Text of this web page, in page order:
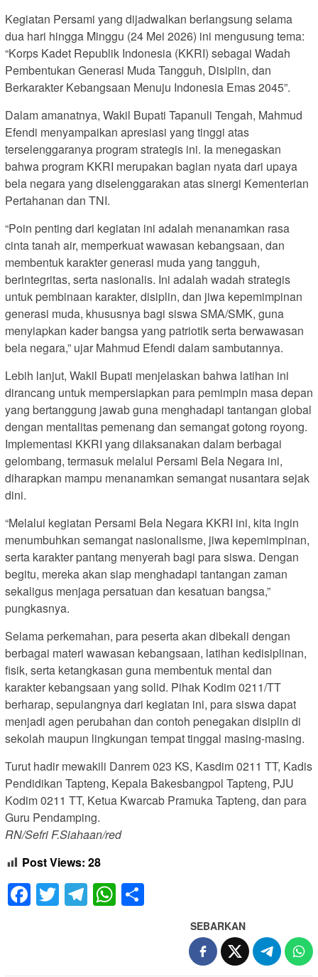
Kegiatan Persami yang dijadwalkan berlangsung selama
dua hari hingga Minggu (24 Mei 2026) ini mengusung tema:
“Korps Kadet Republik Indonesia (KKRI) sebagai Wadah
Pembentukan Generasi Muda Tangguh, Disiplin, dan
Berkarakter Kebangsaan Menuju Indonesia Emas 2045”.
Dalam amanatnya, Wakil Bupati Tapanuli Tengah, Mahmud
Efendi menyampaikan apresiasi yang tinggi atas
terselenggaranya program strategis ini. Ia menegaskan
bahwa program KKRI merupakan bagian nyata dari upaya
bela negara yang diselenggarakan atas sinergi Kementerian
Pertahanan dan TNI.
“Poin penting dari kegiatan ini adalah menanamkan rasa
cinta tanah air, memperkuat wawasan kebangsaan, dan
membentuk karakter generasi muda yang tangguh,
berintegritas, serta nasionalis. Ini adalah wadah strategis
untuk pembinaan karakter, disiplin, dan jiwa kepemimpinan
generasi muda, khususnya bagi siswa SMA/SMK, guna
menyiapkan kader bangsa yang patriotik serta berwawasan
bela negara,” ujar Mahmud Efendi dalam sambutannya.
Lebih lanjut, Wakil Bupati menjelaskan bahwa latihan ini
dirancang untuk mempersiapkan para pemimpin masa depan
yang bertanggung jawab guna menghadapi tantangan global
dengan mentalitas pemenang dan semangat gotong royong.
Implementasi KKRI yang dilaksanakan dalam berbagai
gelombang, termasuk melalui Persami Bela Negara ini,
diharapkan mampu menanamkan semangat nusantara sejak
dini.
“Melalui kegiatan Persami Bela Negara KKRI ini, kita ingin
menumbuhkan semangat nasionalisme, jiwa kepemimpinan,
serta karakter pantang menyerah bagi para siswa. Dengan
begitu, mereka akan siap menghadapi tantangan zaman
sekaligus menjaga persatuan dan kesatuan bangsa,”
pungkasnya.
Selama perkemahan, para peserta akan dibekali dengan
berbagai materi wawasan kebangsaan, latihan kedisiplinan,
fisik, serta ketangkasan guna membentuk mental dan
karakter kebangsaan yang solid. Pihak Kodim 0211/TT
berharap, sepulangnya dari kegiatan ini, para siswa dapat
menjadi agen perubahan dan contoh penegakan disiplin di
sekolah maupun lingkungan tempat tinggal masing-masing.
Turut hadir mewakili Danrem 023 KS, Kasdim 0211 TT, Kadis
Pendidikan Tapteng, Kepala Bakesbangpol Tapteng, PJU
Kodim 0211 TT, Ketua Kwarcab Pramuka Tapteng, dan para
Guru Pendamping.
RN/Sefri F.Siahaan/red
Post Views: 28
Facebook
Twitter
Telegram
WhatsApp
SEBARKAN